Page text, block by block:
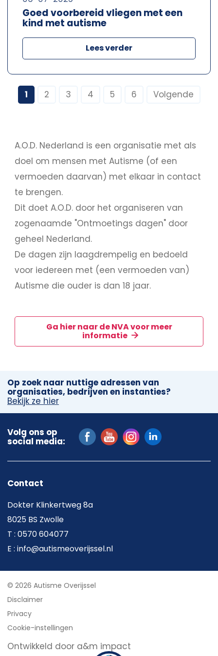
Goed voorbereid vliegen met een
kind met autisme
Lees verder
1 2 3 4 5 6 Volgende
A.O.D. Nederland is een organisatie met als
doel om mensen met Autisme (of een
vermoeden daarvan) met elkaar in contact
te brengen.
Dit doet A.O.D. door het organiseren van
zogenaamde "Ontmoetings dagen" door
geheel Nederland.
De dagen zijn laagdrempelig en bedoeld
voor iedereen met (een vermoeden van)
Autisme die ouder is dan 18 jaar.
Ga hier naar de NVA voor meer
informatie
Op zoek naar nuttige adressen van
organisaties, bedrijven en instanties?
Bekijk ze hier
Volg ons op
social media:
Contact
Dokter Klinkertweg 8a
8025 BS Zwolle
T : 0570 604077
E : info@autismeoverijssel.nl
© 2026 Autisme Overijssel
Disclaimer
Privacy
Cookie-instellingen
Ontwikkeld door a&m impact